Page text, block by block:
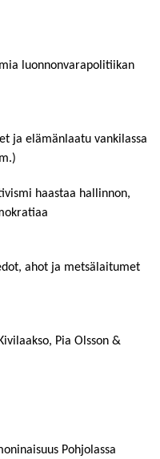
luonnonvarapolitiikan
ja elämänlaatu vankilassa
(toim.)
haastaa hallinnon,
ahot ja metsälaitumet
Pia Olsson &
Pohjolassa